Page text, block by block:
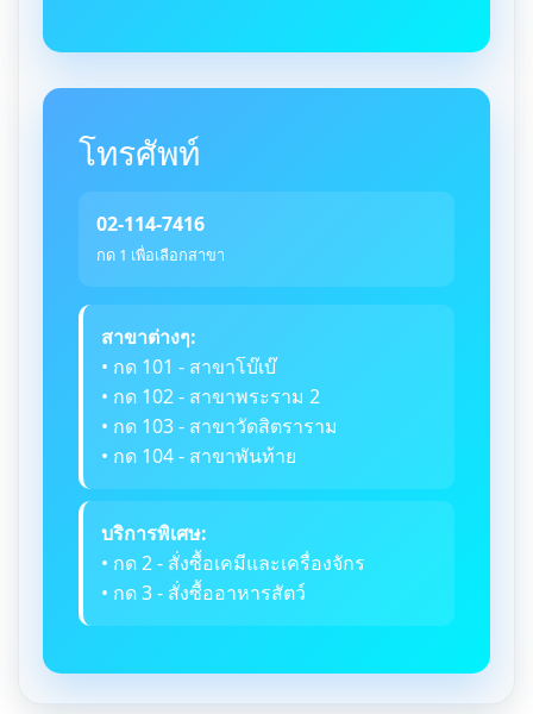
โทรศัพท์
02-114-7416
กด 1 เพื่อเลือกสาขา
สาขาต่างๆ:
• กด 101 - สาขาโบ๊เบ๊
• กด 102 - สาขาพระราม 2
• กด 103 - สาขาวัดสิตราราม
• กด 104 - สาขาพันท้าย
บริการพิเศษ:
• กด 2 - สั่งซื้อเคมีและเครื่องจักร
• กด 3 - สั่งซื้ออาหารสัตว์